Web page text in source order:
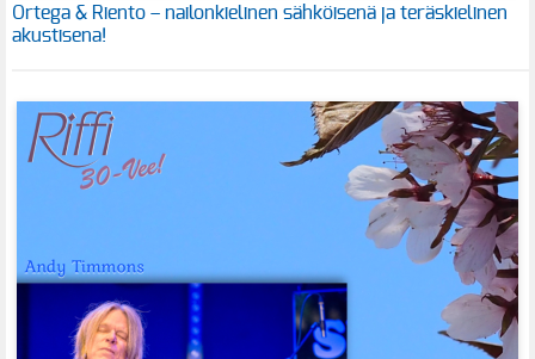
Ortega & Riento – nailonkielinen sähköisenä ja teräskielinen
akustisena!